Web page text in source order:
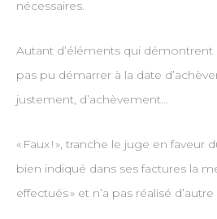
nécessaires.
Autant d’éléments qui démontrent
pas pu démarrer à la date
justement, d’achèvement…
« Faux ! », tranche le juge en faveur
bien indiqué dans ses factures la
effectués » et n’a pas réalisé